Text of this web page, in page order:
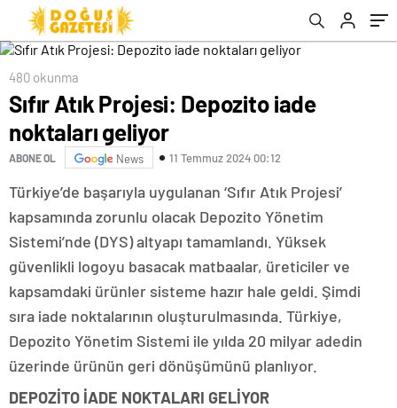
480 okunma
Sıfır Atık Projesi: Depozito iade
noktaları geliyor
ABONE OL News 11 Temmuz 2024 00:12
Türkiye’de başarıyla uygulanan ‘Sıfır Atık Projesi’
kapsamında zorunlu olacak Depozito Yönetim
Sistemi’nde (DYS) altyapı tamamlandı. Yüksek
güvenlikli logoyu basacak matbaalar, üreticiler ve
kapsamdaki ürünler sisteme hazır hale geldi. Şimdi
sıra iade noktalarının oluşturulmasında. Türkiye,
Depozito Yönetim Sistemi ile yılda 20 milyar adedin
üzerinde ürünün geri dönüşümünü planlıyor.
DEPOZİTO İADE NOKTALARI GELİYOR